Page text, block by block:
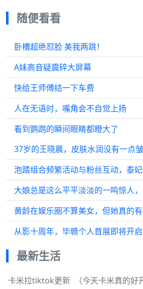
随便看看
卧槽超绝怼脸 美我两跳！
A妹高音疑震碎大屏幕
快给王师傅结一下车费
人在无语时，嘴角会不自觉上扬
看到鹦鹉的瞬间眼睛都瞪大了
37岁的王晓晨，皮肤水润没有一点
泡踏组合频繁活动与粉丝互动，泰
大娘总是这么平平淡淡的一鸣惊人
从影十周年，毕赣个人首展即将开启
最新生活
卡米拉tiktok更新 ​​​​ （今天卡米真的好